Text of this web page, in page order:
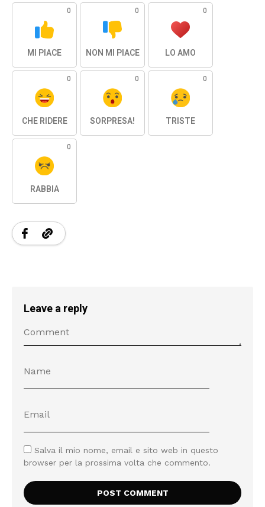
0
MI PIACE
0
NON MI PIACE
0
LO AMO
0
CHE RIDERE
0
SORPRESA!
0
TRISTE
0
RABBIA
Leave a reply
Salva il mio nome, email e sito web in questo
browser per la prossima volta che commento.